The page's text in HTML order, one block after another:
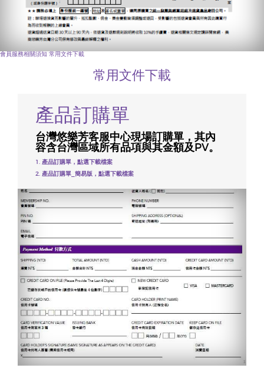
常用文件下載
會員服務相關須知 常用文件下載
產品訂購單
台灣悠樂芳客服中心現場訂購單，其內
容含台灣區域所有品項與其金額及PV。
1. 產品訂購單，點選下載檔案
2. 產品訂購單_簡易版，點選下載檔案